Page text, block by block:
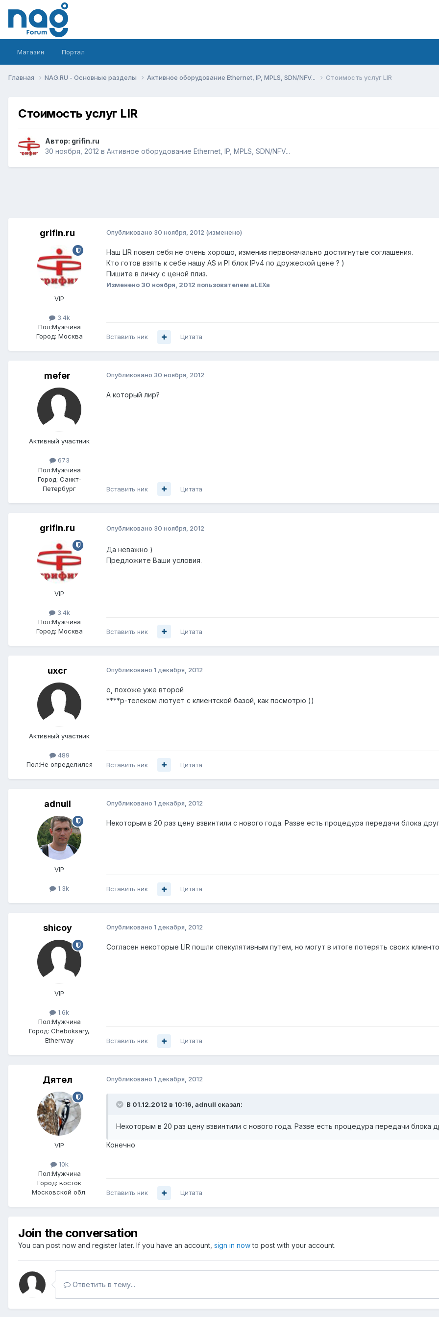
Магазин Портал
Главная NAG.RU - Основные разделы Активное оборудование Ethernet, IP, MPLS, SDN/NFV... Стоимость услуг LIR
Стоимость услуг LIR
Автор: grifin.ru
30 ноября, 2012 в Активное оборудование Ethernet, IP, MPLS, SDN/NFV...
grifin.ru
VIP
3.4k
Пол:Мужчина
Город: Москва
Опубликовано 30 ноября, 2012 (изменено)
Наш LIR повел себя не очень хорошо, изменив первоначально достигнутые соглашения.
Кто готов взять к себе нашу AS и PI блок IPv4 по дружеской цене ? )
Пишите в личку с ценой плиз.
Изменено 30 ноября, 2012 пользователем aLEXa
Вставить ник Цитата
mefer
Активный участник
673
Пол:Мужчина
Город: Санкт-
Петербург
Опубликовано 30 ноября, 2012
А который лир?
Вставить ник Цитата
grifin.ru
VIP
3.4k
Пол:Мужчина
Город: Москва
Опубликовано 30 ноября, 2012
Да неважно )
Предложите Ваши условия.
Вставить ник Цитата
uxcr
Активный участник
489
Пол:Не определился
Опубликовано 1 декабря, 2012
о, похоже уже второй
****р-телеком лютует с клиентской базой, как посмотрю ))
Вставить ник Цитата
adnull
VIP
1.3k
Опубликовано 1 декабря, 2012
Некоторым в 20 раз цену взвинтили с нового года. Разве есть процедура передачи блока
Вставить ник Цитата
shicoy
VIP
1.6k
Пол:Мужчина
Город: Cheboksary,
Etherway
Опубликовано 1 декабря, 2012
Согласен некоторые LIR пошли спекулятивным путем, но могут в итоге потерять своих
Вставить ник Цитата
Дятел
VIP
10k
Пол:Мужчина
Город: восток
Московской обл.
Опубликовано 1 декабря, 2012
В 01.12.2012 в 10:16, adnull сказал:
Некоторым в 20 раз цену взвинтили с нового года. Разве есть процедура передачи блока
Конечно
Вставить ник Цитата
Join the conversation
You can post now and register later. If you have an account, sign in nowto post with your account.
Ответить в тему...